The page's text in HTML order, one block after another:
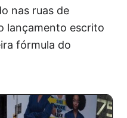
nas ruas de
lançamento escrito
fórmula do